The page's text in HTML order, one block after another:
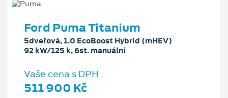
Ford Puma Titanium
5dveřová, 1.0 EcoBoost Hybrid (mHEV)
92 kW/125 k, 6st. manuální
Vaše cena s DPH
511 900 Kč